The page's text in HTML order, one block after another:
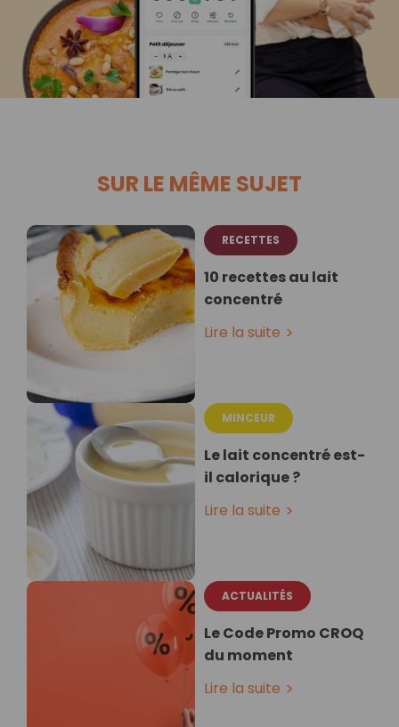
SUR LE MÊME SUJET
RECETTES
10 recettes au lait
concentré
Lire la suite
MINCEUR
Le lait concentré est-
il calorique ?
Lire la suite
ACTUALITÉS
Le Code Promo CROQ
du moment
Lire la suite